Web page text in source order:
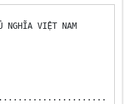
NGHĨA VIỆT NAM